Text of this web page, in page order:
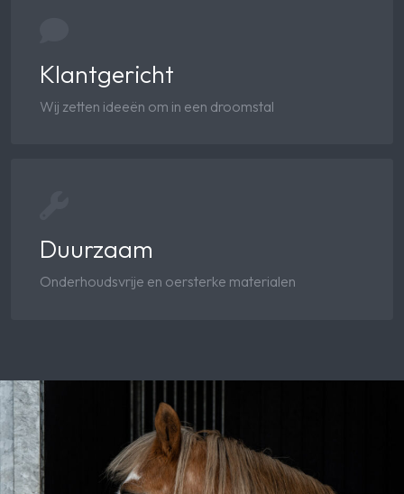
Klantgericht
Wij zetten ideeën om in een droomstal
Duurzaam
Onderhoudsvrije en oersterke materialen